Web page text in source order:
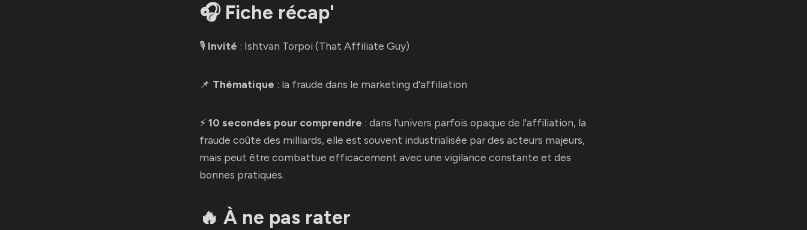
🎧 Fiche récap'
🎙 Invité : Ishtvan Torpoi (That Affiliate Guy)
📌 Thématique : la fraude dans le marketing d'affiliation
⚡10 secondes pour comprendre : dans l'univers parfois opaque de l'affiliation, la
fraude coûte des milliards, elle est souvent industrialisée par des acteurs majeurs,
mais peut être combattue efficacement avec une vigilance constante et des
bonnes pratiques.
🔥 À ne pas rater